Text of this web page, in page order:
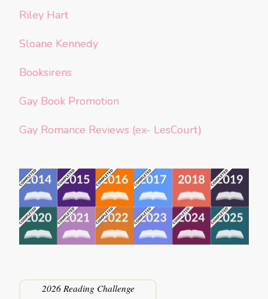
Riley Hart
Sloane Kennedy
Booksirens
Gay Book Promotion
Gay Romance Reviews (ex- LesCourt)
2026 Reading Challenge